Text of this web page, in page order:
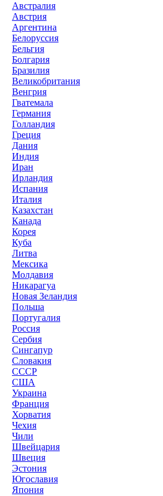
Австралия
Австрия
Аргентина
Белоруссия
Бельгия
Болгария
Бразилия
Великобритания
Венгрия
Гватемала
Германия
Голландия
Греция
Дания
Индия
Иран
Ирландия
Испания
Италия
Казахстан
Канада
Корея
Куба
Литва
Мексика
Молдавия
Никарагуа
Новая Зеландия
Польша
Португалия
Россия
Сербия
Сингапур
Словакия
СССР
США
Украина
Франция
Хорватия
Чехия
Чили
Швейцария
Швеция
Эстония
Югославия
Япония